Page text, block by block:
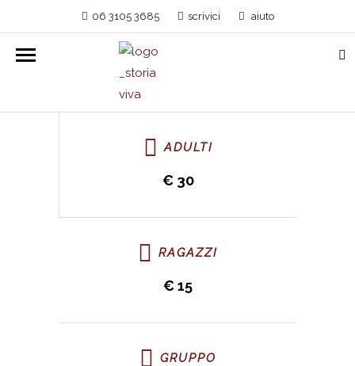
06 3105 3685 scrivici aiuto
ADULTI
€ 30
RAGAZZI
€ 15
GRUPPO